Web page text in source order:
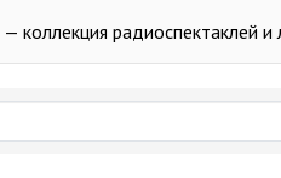
— коллекция радиоспектаклей